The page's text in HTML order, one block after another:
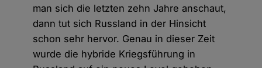
man sich die letzten zehn Jahre anschaut,
dann tut sich Russland in der Hinsicht
schon sehr hervor. Genau in dieser Zeit
wurde die hybride Kriegsführung in